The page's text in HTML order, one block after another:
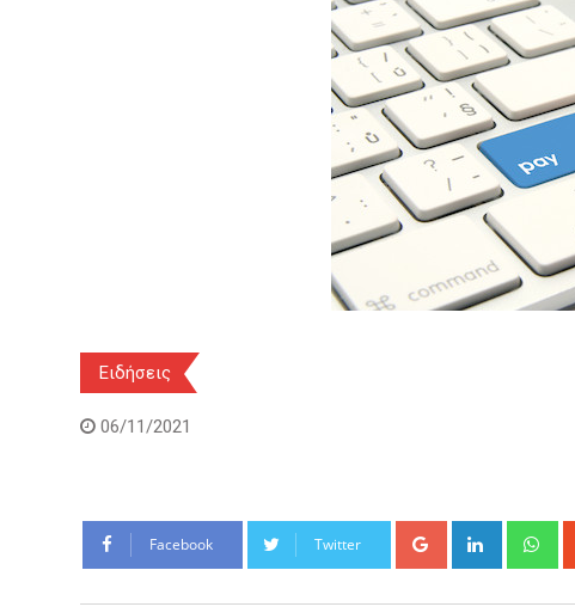
Ειδήσεις
06/11/2021
Facebook Twitter Google+ LinkedIn